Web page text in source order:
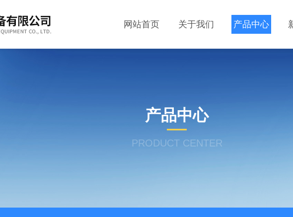
网站首页 关于我们 产品中心
产品中心
PRODUCT CENTER